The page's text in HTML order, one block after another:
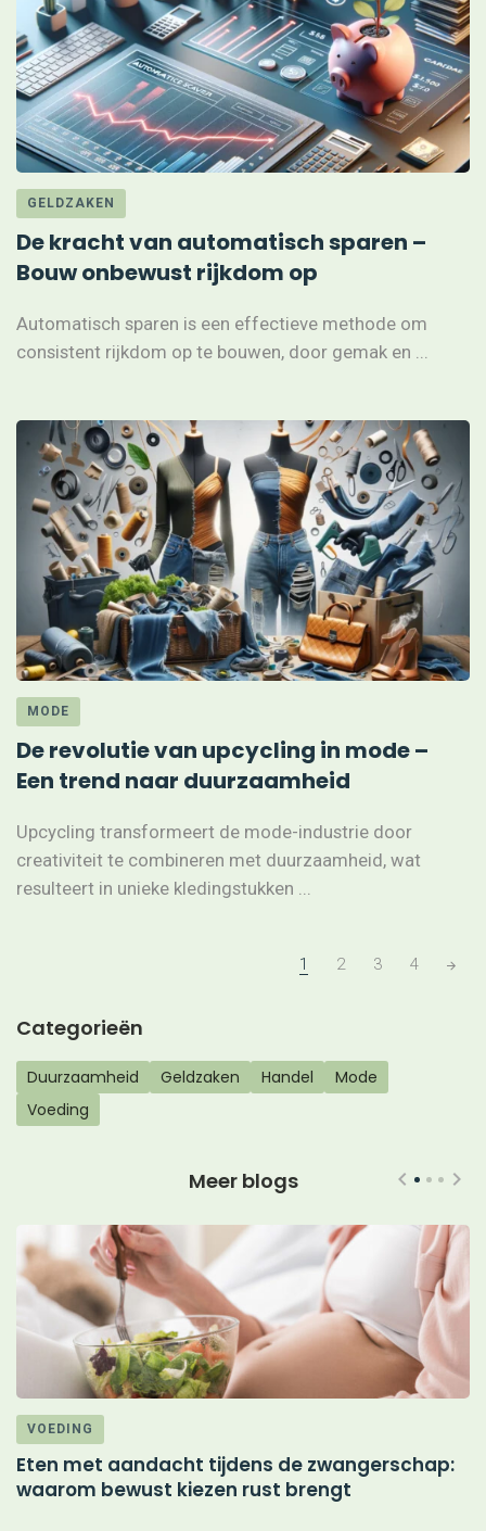
GELDZAKEN
De kracht van automatisch sparen –
Bouw onbewust rijkdom op
Automatisch sparen is een effectieve methode om
consistent rijkdom op te bouwen, door gemak en ...
MODE
De revolutie van upcycling in mode –
Een trend naar duurzaamheid
Upcycling transformeert de mode-industrie door
creativiteit te combineren met duurzaamheid, wat
resulteert in unieke kledingstukken ...
1 2 3 4
Categorieën
Duurzaamheid Geldzaken Handel
Mode
Voeding
Meer blogs
VOEDING
Eten met aandacht tijdens de zwangerschap:
waarom bewust kiezen rust brengt